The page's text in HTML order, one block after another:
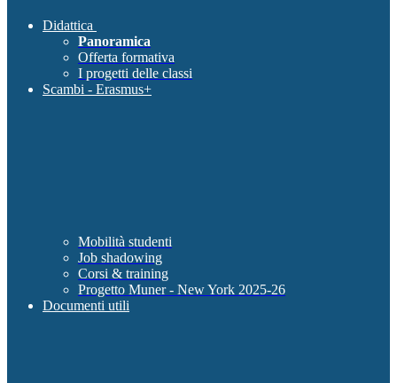
Didattica
Panoramica
Offerta formativa
I progetti delle classi
Scambi - Erasmus+
Mobilità studenti
Job shadowing
Corsi & training
Progetto Muner - New York 2025-26
Documenti utili